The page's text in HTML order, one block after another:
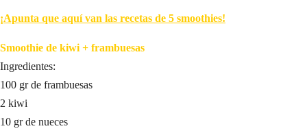
¡Apunta que aquí van las recetas de 5 smoothies!
Smoothie de kiwi + frambuesas
Ingredientes:
100 gr de frambuesas
2 kiwi
10 gr de nueces